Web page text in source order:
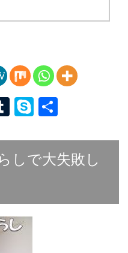
T
m
bl
S
p
e
しで大失敗し